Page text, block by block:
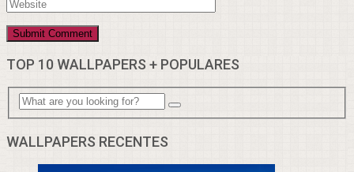
TOP 10 WALLPAPERS + POPULARES
WALLPAPERS RECENTES